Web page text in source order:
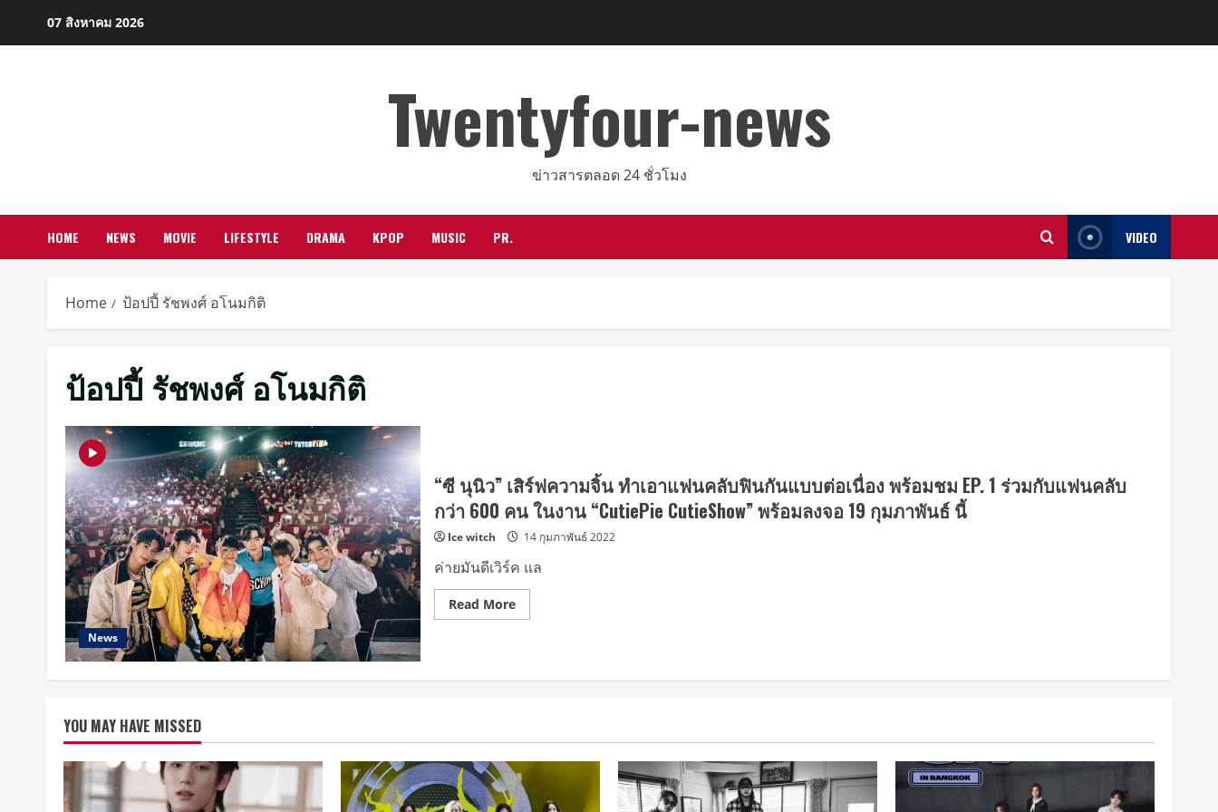
07 สิงหาคม 2026
Twentyfour-news
ข่าวสารตลอด 24 ชั่วโมง
HOME NEWS MOVIE LIFESTYLE DRAMA KPOP MUSIC PR. VIDEO
Home ป้อปปี้ รัชพงศ์ อโนมกิติ
ป้อปปี้ รัชพงศ์ อโนมกิติ
News
“ซี นุนิว” เสิร์ฟความจิ้น ทำเอาแฟนคลับฟินกันแบบต่อเนื่อง พร้อมชม EP. 1 ร่วมกับแฟนคลับ
กว่า 600 คน ในงาน “CutiePie CutieShow” พร้อมลงจอ 19 กุมภาพันธ์ นี้
Ice witch 14 กุมภาพันธ์ 2022
ค่ายมันดีเวิร์ค แล
Read MoreRead
more
เสิร์ฟ
คลับ
นกัน
แบบ
ต่อ
เนื่อง
YOU MAY HAVE MISSED